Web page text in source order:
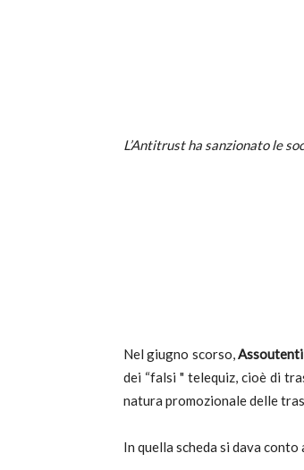
L’Antitrust ha sanzionato le
Nel giugno scorso,Assoutenti
dei “falsi " telequiz, cioè di
natura promozionale delle
In quella scheda si dava